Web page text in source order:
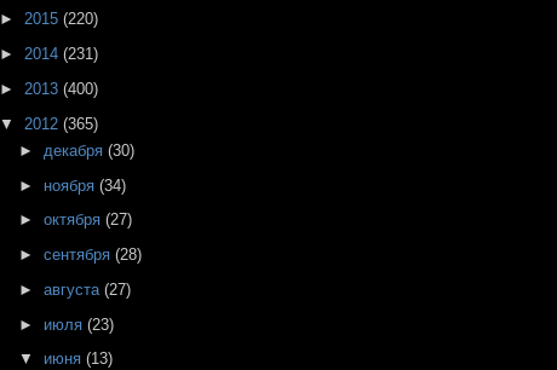
►2015(220)
►2014(231)
► 2013(400)
▼ 2012(365)
► декабря (30)
► ноября (34)
► октября (27)
► сентября (28)
► августа (27)
► июля (23)
▼ июня (13)